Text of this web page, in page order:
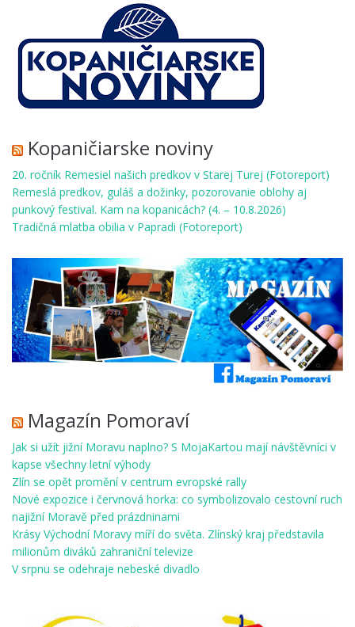
Kopaničiarske noviny
20. ročník Remesiel našich predkov v Starej Turej (Fotoreport)
Remeslá predkov, guláš a dožinky, pozorovanie oblohy aj
punkový festival. Kam na kopanicách? (4. – 10.8.2026)
Tradičná mlatba obilia v Papradi (Fotoreport)
Magazín Pomoraví
Jak si užít jižní Moravu naplno? S MojaKartou mají návštěvníci v
kapse všechny letní výhody
Zlín se opět promění v centrum evropské rally
Nové expozice i červnová horka: co symbolizovalo cestovní ruch
najižní Moravě před prázdninami
Krásy Východní Moravy míří do světa. Zlínský kraj představila
milionům diváků zahraniční televize
V srpnu se odehraje nebeské divadlo